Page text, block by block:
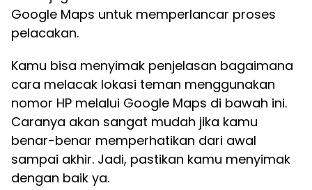
Google Maps untuk memperlancar proses
pelacakan.
Kamu bisa menyimak penjelasan bagaimana
cara melacak lokasi teman menggunakan
nomor HP melalui Google Maps di bawah ini.
Caranya akan sangat mudah jika kamu
benar-benar memperhatikan dari awal
sampai akhir. Jadi, pastikan kamu menyimak
dengan baik ya.